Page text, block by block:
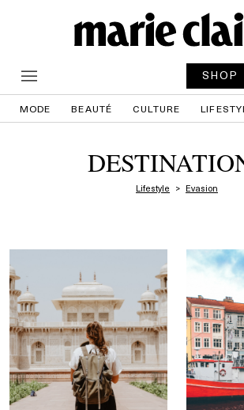
SHOP
MODE BEAUTÉ CULTURE
Lifestyle Evasion